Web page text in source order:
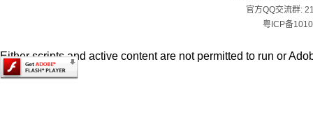
官方QQ交流群:
粤ICP备
Either scripts and active content are not permitted to run or